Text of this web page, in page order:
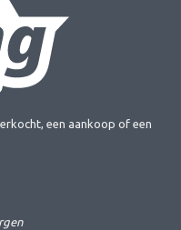
een aankoop of een